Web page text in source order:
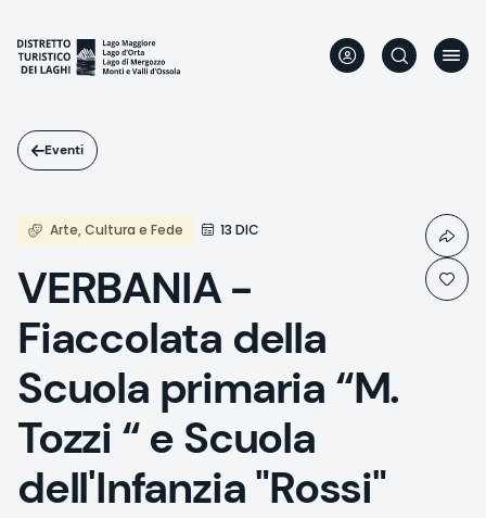
contenuto
principale
Eventi
Arte, Cultura e Fede 13 DIC
VERBANIA -
Fiaccolata della
Scuola primaria “M.
Tozzi “ e Scuola
dell'Infanzia "Rossi"